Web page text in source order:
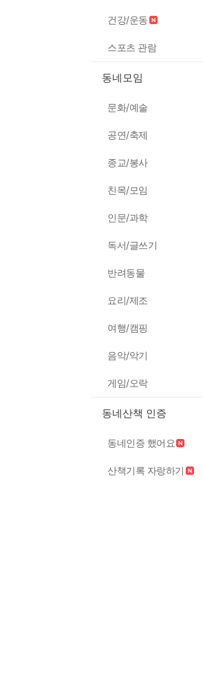
건강/운동
스포츠 관람
동네모임
문화/예술
공연/축제
종교/봉사
친목/모임
인문/과학
독서/글쓰기
반려동물
요리/제조
여행/캠핑
음악/악기
게임/오락
동네산책 인증
동네인증 했어요
산책기록 자랑하기